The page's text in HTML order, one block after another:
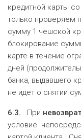
кредитной карты
только проверяем
сумму 1 чешской
блокирование
карте в течение
дней
банка, выдавшего
не идет о снятии
6.3. При
условие